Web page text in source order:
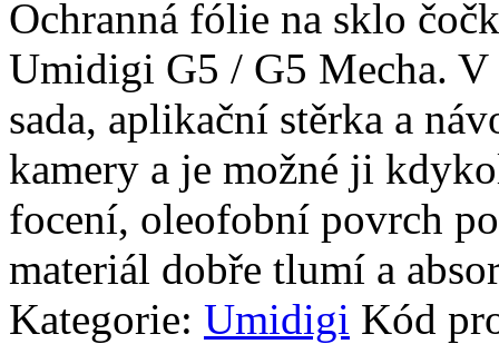
Ochranná fólie na sklo
Umidigi G5 / G5 Mecha. V
sada, aplikační stěrka a
kamery a je možné ji
focení, oleofobní povrch
materiál dobře tlumí a
Kategorie: Umidigi Kód